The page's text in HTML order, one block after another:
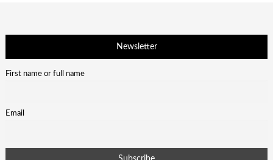
Newsletter
First name or full name
Email